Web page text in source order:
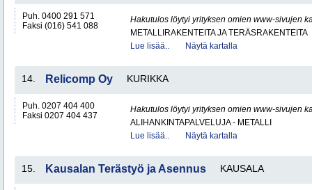
Puh. 0400 291 571
Faksi (016) 541 088
Hakutulos löytyi yrityksen omien www-sivujen
METALLIRAKENTEITA JA TERÄSRAKENTEITA
Lue lisää..
Näytä kartalla
14. Relicomp Oy KURIKKA
Puh. 0207 404 400
Faksi 0207 404 437
Hakutulos löytyi yrityksen omien www-sivujen
ALIHANKINTAPALVELUJA - METALLI
Lue lisää..
Näytä kartalla
15. Kausalan Terästyö ja Asennus KAUSALA